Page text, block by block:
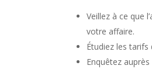
Veillez à ce que
votre affaire.
Étudiez les tarifs
Enquêtez